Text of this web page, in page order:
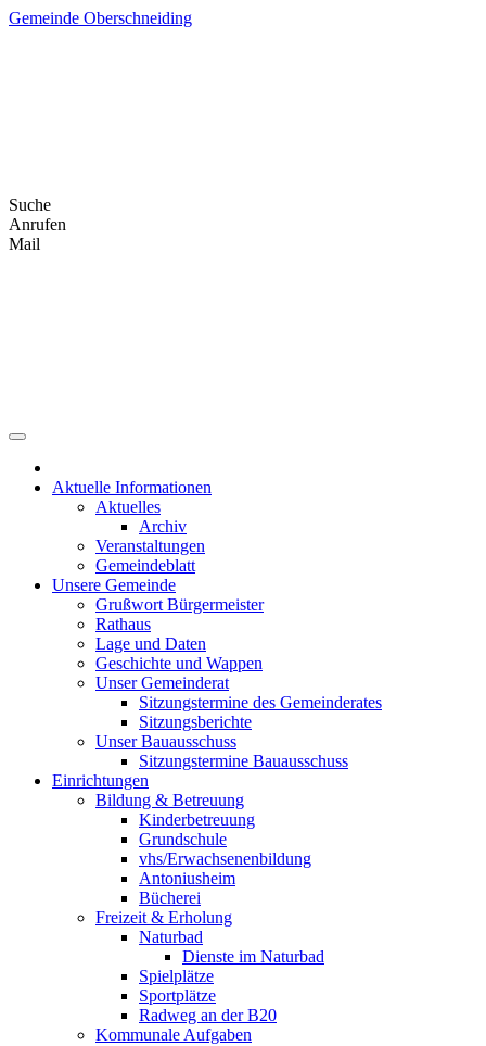
Skip
Gemeinde Oberschneiding
Suche
Anrufen
Mail
Aktuelle Informationen
Aktuelles
Archiv
Veranstaltungen
Gemeindeblatt
Unsere Gemeinde
Grußwort Bürgermeister
Rathaus
Lage und Daten
Geschichte und Wappen
Unser Gemeinderat
Sitzungstermine des Gemeinderates
Sitzungsberichte
Unser Bauausschuss
Sitzungstermine Bauausschuss
Einrichtungen
Bildung & Betreuung
Kinderbetreuung
Grundschule
vhs/Erwachsenenbildung
Antoniusheim
Bücherei
Freizeit & Erholung
Naturbad
Dienste im Naturbad
Spielplätze
Sportplätze
Radweg an der B20
Kommunale Aufgaben